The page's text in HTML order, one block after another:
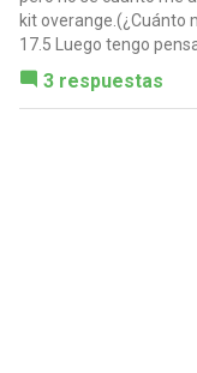
kit overange.(¿Cuánto
17.5 Luego tengo
3 respuestas